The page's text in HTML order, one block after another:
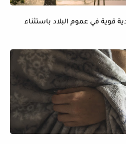
قوية في عموم البلاد باستثناء